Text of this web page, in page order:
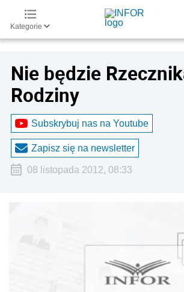
Kategorie
Nie będzie
Rodziny
Subskrybuj nas na Youtube
Zapisz się na newsletter
08 listopada 2012, 08:33